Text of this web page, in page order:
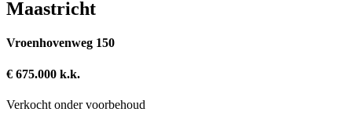
Maastricht
Vroenhovenweg 150
€ 675.000 k.k.
Verkocht onder voorbehoud